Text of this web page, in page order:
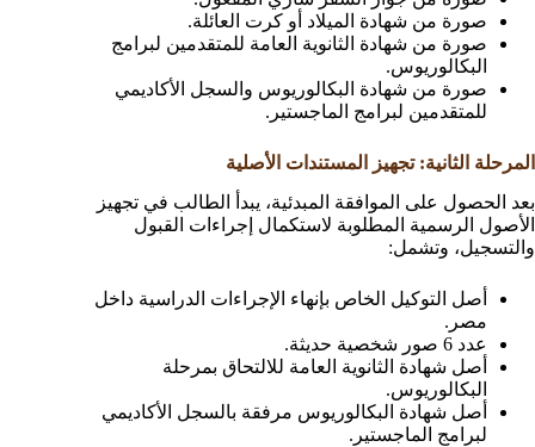
صورة من شهادة الميلاد أو كرت العائلة.
صورة من شهادة الثانوية العامة للمتقدمين لبرامج
البكالوريوس.
صورة من شهادة البكالوريوس والسجل الأكاديمي
للمتقدمين لبرامج الماجستير.
المرحلة الثانية: تجهيز المستندات الأصلية
بعد الحصول على الموافقة المبدئية، يبدأ الطالب في تجهيز
الأصول الرسمية المطلوبة لاستكمال إجراءات القبول
والتسجيل، وتشمل:
أصل التوكيل الخاص بإنهاء الإجراءات الدراسية داخل
مصر.
عدد 6 صور شخصية حديثة.
أصل شهادة الثانوية العامة للالتحاق بمرحلة
البكالوريوس.
أصل شهادة البكالوريوس مرفقة بالسجل الأكاديمي
لبرامج الماجستير.